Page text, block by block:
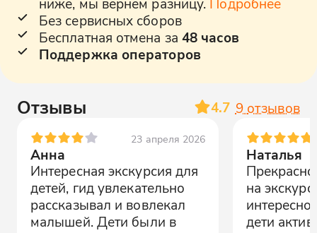
Без сервисных сборов
Бесплатная отмена за 48 часов
Поддержка операторов
Отзывы 4.7 9 отзывов
23 апреля 2026
Анна
Интересная экскурсия для
детей, гид увлекательно
рассказывал и вовлекал
малышей. Дети были в
Наталья
на
интересно
дети